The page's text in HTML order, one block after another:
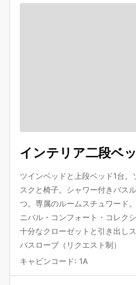
インテリア二段ベ
ツインベッドと上段ベッド1台
スクと椅子。シャワー付きバス
つ。専属のルームスチュワード
ニバル・コンフォート・コレク
十分なクローゼットと引き出し
バスローブ（リクエスト制）
キャビンコード: 1A